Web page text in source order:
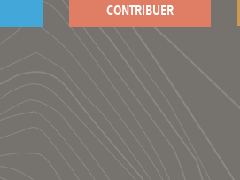
CONTRIBUER